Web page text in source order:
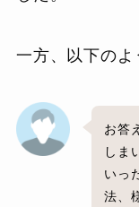
一方、以下のよ
お答
しま
いっ
法、